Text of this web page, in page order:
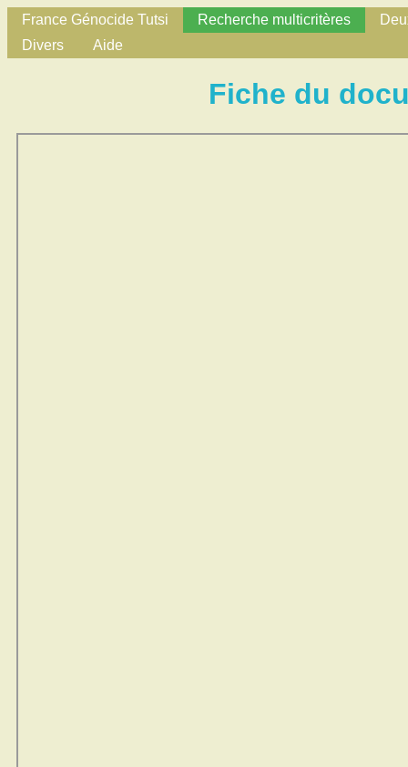
France Génocide Tutsi Recherche multicritères
Divers
Aide
Fiche du